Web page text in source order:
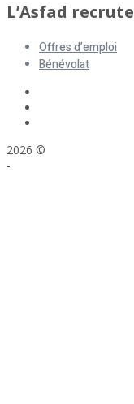
L’Asfad recrute
Offres d’emploi
Bénévolat
2026 ©
-